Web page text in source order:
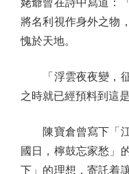
姥爺曾在詩中寫道：
將名利視作身外之物
愧於天地。
「浮雲夜夜變，征
之時就已經預料到這
陳寶倉曾寫下「江
國日，檸鼓忘家愁」
下」的理想，寄託着